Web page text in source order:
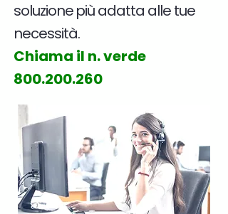
soluzione più adatta alle tue
necessità.
Chiama il n. verde
800.200.260